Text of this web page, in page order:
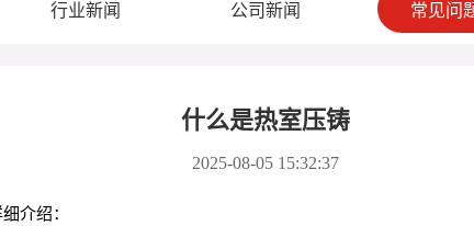
行业新闻 公司新闻 常见问
什么是热室压铸
2025-08-05 15:32:37
介绍：